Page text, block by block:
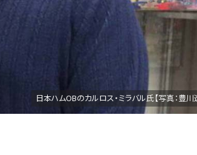
日本ハムOBのカルロス・ミラバル氏【写真：豊川